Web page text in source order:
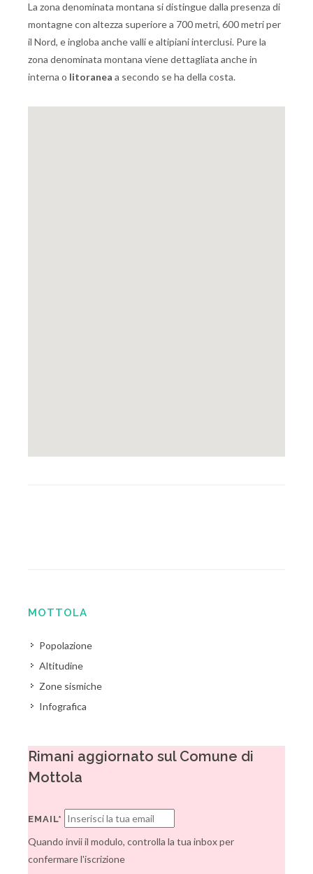
La zona denominata montana si distingue dalla presenza di
montagne con altezza superiore a 700 metri, 600 metri per
il Nord, e ingloba anche valli e altipiani interclusi. Pure la
zona denominata montana viene dettagliata anche in
interna o litoranea a secondo se ha della costa.
MOTTOLA
Popolazione
Altitudine
Zone sismiche
Infografica
Rimani aggiornato sul Comune di
Mottola
EMAIL*
Quando invii il modulo, controlla la tua inbox per
confermare l'iscrizione